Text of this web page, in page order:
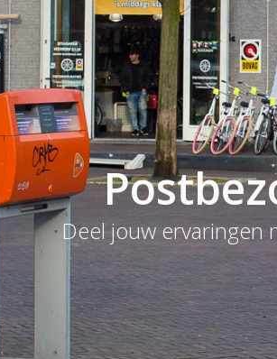
Deel jouw ervaringen